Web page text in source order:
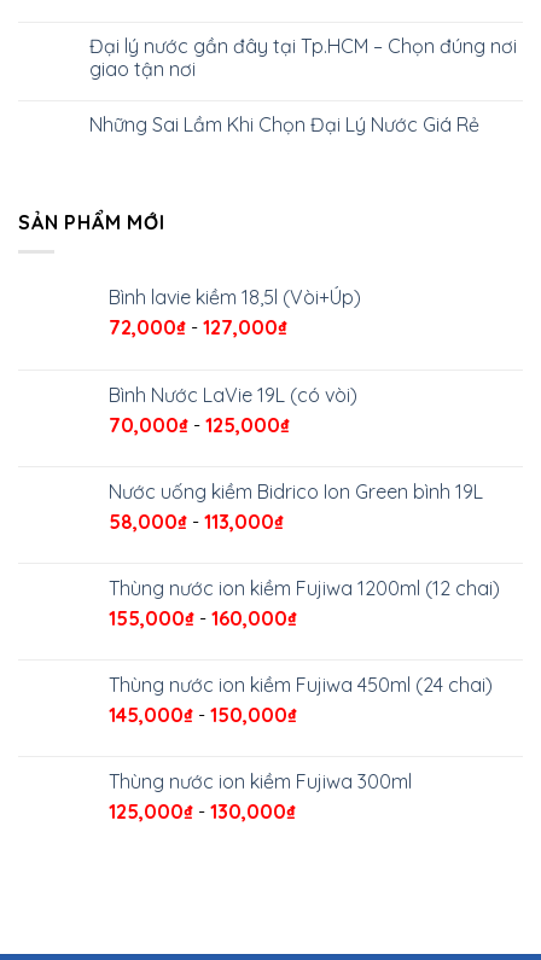
Đại lý nước gần đây tại Tp.HCM – Chọn đúng nơi
giao tận nơi
Những Sai Lầm Khi Chọn Đại Lý Nước Giá Rẻ
SẢN PHẨM MỚI
Bình lavie kiềm 18,5l (Vòi+Úp)
72,000₫ - 127,000₫
Bình Nước LaVie 19L (có vòi)
70,000₫ - 125,000₫
Nước uống kiềm Bidrico Ion Green bình 19L
58,000₫ - 113,000₫
Thùng nước ion kiềm Fujiwa 1200ml (12 chai)
155,000₫ - 160,000₫
Thùng nước ion kiềm Fujiwa 450ml (24 chai)
145,000₫ - 150,000₫
Thùng nước ion kiềm Fujiwa 300ml
125,000₫ - 130,000₫